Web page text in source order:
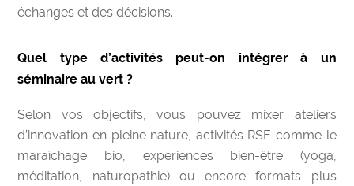
échanges et des décisions.
Quel type d’activités peut-on intégrer à un
séminaire au vert ?
Selon vos objectifs, vous pouvez mixer ateliers
d’innovation en pleine nature, activités RSE comme le
maraîchage bio, expériences bien-être (yoga,
méditation, naturopathie) ou encore formats plus